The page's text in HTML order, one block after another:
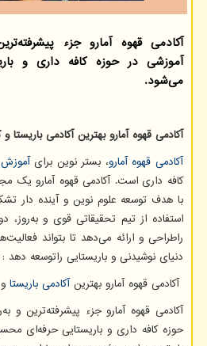
آکادمی قهوه آمارو جزء
آموزشی در حوزه کافه داری و
می‌شود.
آکادمی قهوه آمارو بهترین آکادمی
آکادمی قهوه آمارو، بستر نوین برایآموزش
کافه داری است. آکادمی قهوه آمارو یک
با هدف توسعه علوم نوین و آینده دار
استفاده از تیم تحقیقاتی قوی و به‌روز،
راطراحی و ارائه می‌دهد تا بتواند
دنیای نوشیدنی و باریستایی راتوسعه دهد :
آکادمی قهوه آمارو بهترینآکادمی باریستا
آکادمی قهوه آمارو جزء پیشرفته‌ترین و
حوزه کافه داری و باریستایی